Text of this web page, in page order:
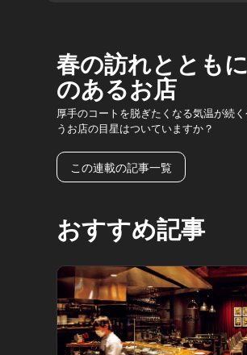
春の訪れととも
のあるお店
厚手のコートを脱ぎたくなる気温が続
うお店の目星はついていますか？
この連載の記事一覧
おすすめ記事